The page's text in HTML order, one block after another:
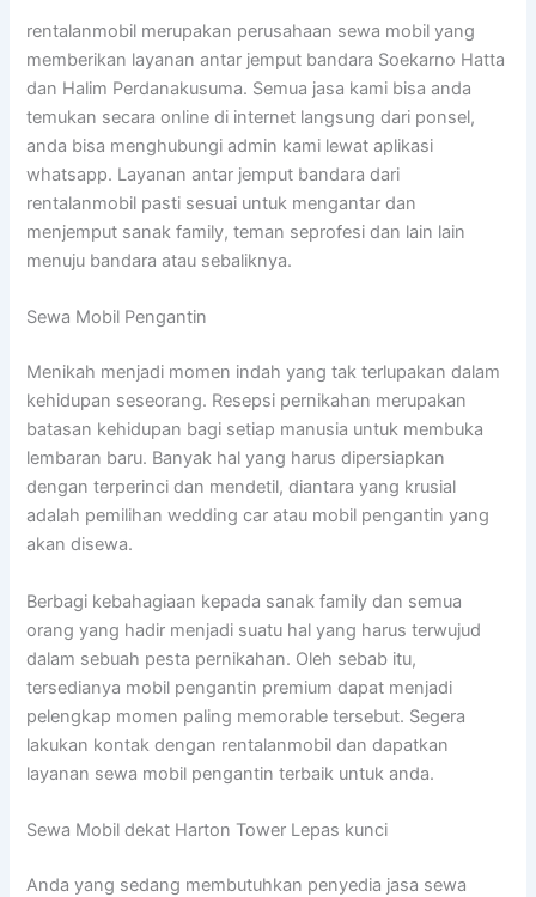
rentalanmobil merupakan perusahaan sewa mobil yang
memberikan layanan antar jemput bandara Soekarno Hatta
dan Halim Perdanakusuma. Semua jasa kami bisa anda
temukan secara online di internet langsung dari ponsel,
anda bisa menghubungi admin kami lewat aplikasi
whatsapp. Layanan antar jemput bandara dari
rentalanmobil pasti sesuai untuk mengantar dan
menjemput sanak family, teman seprofesi dan lain lain
menuju bandara atau sebaliknya.
Sewa Mobil Pengantin
Menikah menjadi momen indah yang tak terlupakan dalam
kehidupan seseorang. Resepsi pernikahan merupakan
batasan kehidupan bagi setiap manusia untuk membuka
lembaran baru. Banyak hal yang harus dipersiapkan
dengan terperinci dan mendetil, diantara yang krusial
adalah pemilihan wedding car atau mobil pengantin yang
akan disewa.
Berbagi kebahagiaan kepada sanak family dan semua
orang yang hadir menjadi suatu hal yang harus terwujud
dalam sebuah pesta pernikahan. Oleh sebab itu,
tersedianya mobil pengantin premium dapat menjadi
pelengkap momen paling memorable tersebut. Segera
lakukan kontak dengan rentalanmobil dan dapatkan
layanan sewa mobil pengantin terbaik untuk anda.
Sewa Mobil dekat Harton Tower Lepas kunci
Anda yang sedang membutuhkan penyedia jasa sewa